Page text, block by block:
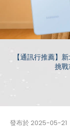
【通訊行推薦】
挑
發布於 2025-05-21